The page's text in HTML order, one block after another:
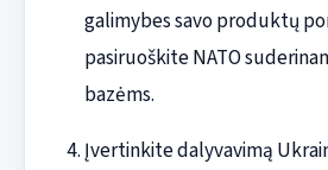
galimybes savo produktų
pasiruoškite NATO
bazėms.
Įvertinkite dalyvavimą